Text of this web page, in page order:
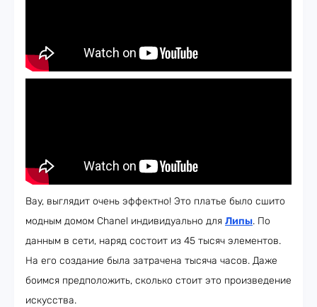
Вау, выглядит очень эффектно! Это платье было сшито
модным домом Chanel индивидуально для Липы. По
данным в сети, наряд состоит из 45 тысяч элементов.
На его создание была затрачена тысяча часов. Даже
боимся предположить, сколько стоит это произведение
искусства.